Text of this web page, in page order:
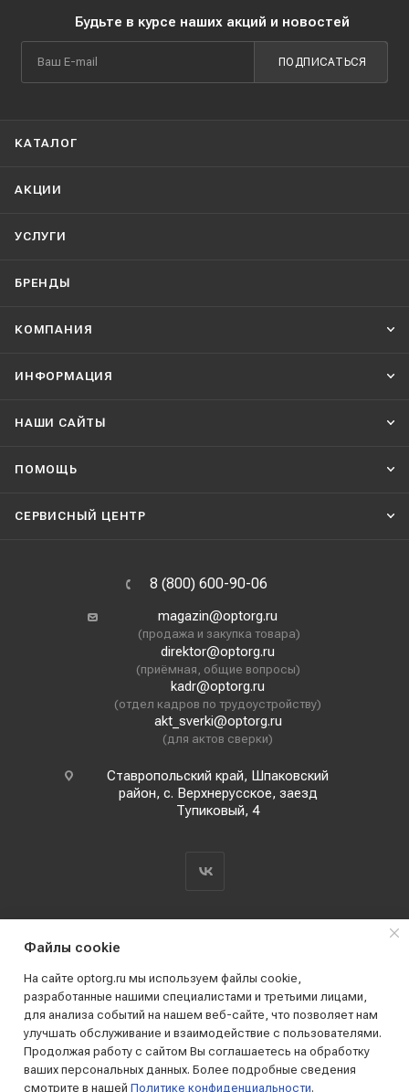
Будьте в курсе наших акций и новостей
ПОДПИСАТЬСЯ
КАТАЛОГ
АКЦИИ
УСЛУГИ
БРЕНДЫ
КОМПАНИЯ
ИНФОРМАЦИЯ
НАШИ CАЙТЫ
ПОМОЩЬ
СЕРВИСНЫЙ ЦЕНТР
8 (800) 600-90-06
magazin@optorg.ru
(продажа и закупка товара)
direktor@optorg.ru
(приёмная, общие вопросы)
kadr@optorg.ru
(отдел кадров по трудоустройству)
akt_sverki@optorg.ru
(для актов сверки)
Ставропольский край, Шпаковский
район, с. Верхнерусское, заезд
Тупиковый, 4
2019 - 2026 © АО КПК "Ставропольстройопторг"
Все права защищены
Файлы cookie
На сайте optorg.ru мы используем файлы cookie,
разработанные нашими специалистами и третьими лицами,
для анализа событий на нашем веб-сайте, что позволяет нам
улучшать обслуживание и взаимодействие с пользователями.
Продолжая работу с сайтом Вы соглашаетесь на обработку
ваших персональных данных. Более подробные сведения
смотрите в нашей Политике конфиденциальности.